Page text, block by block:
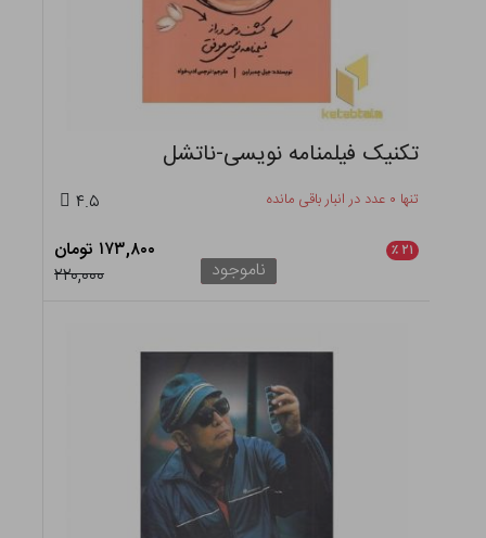
تکنیک فیلمنامه نویسی-ناتشل
تنها ۰ عدد در انبار باقی مانده ۴.۵
۲۱ ٪
۱۷۳,۸۰۰ تومان
۲۲۰,۰۰۰
ناموجود